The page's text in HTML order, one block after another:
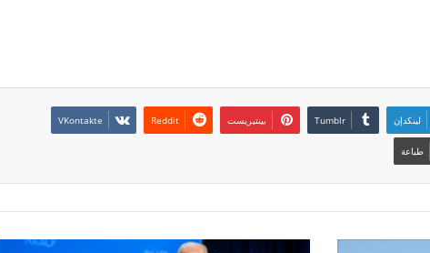
لينكدإن بينتيريست
طباعة